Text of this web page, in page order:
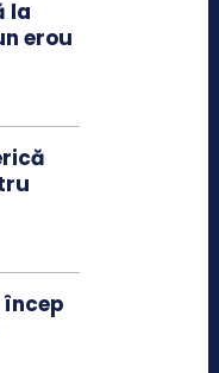
la
erou